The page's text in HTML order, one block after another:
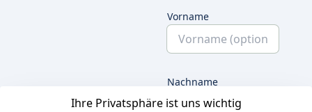
Ihre Privatsphäre ist uns wichtig
Vorname
Nachname